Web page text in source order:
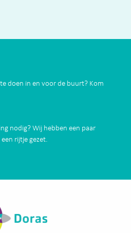
doen in en voor de buurt? Kom
nodig? Wij hebben een paar
rijtje gezet.